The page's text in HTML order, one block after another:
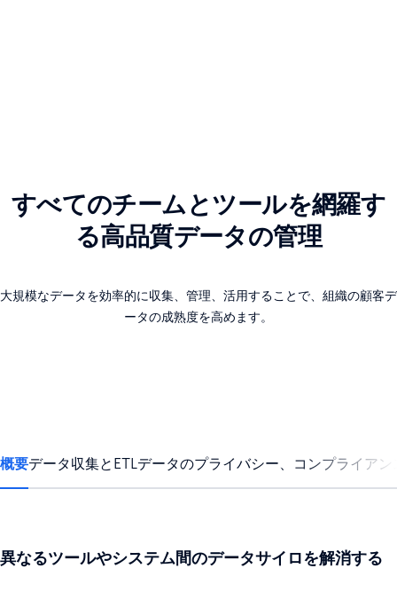
すべてのチームとツールを網羅す
る高品質データの管理
大規模なデータを効率的に収集、管理、活用することで、組織の顧客デ
ータの成熟度を高めます。
概要データ収集とETLデータのプライバシー、コンプライア
異なるツールやシステム間のデータサイロを解消する